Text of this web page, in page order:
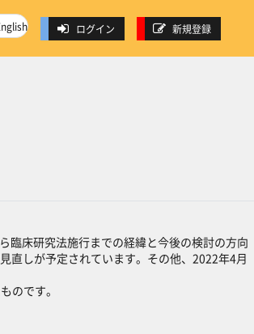
ログイン 新規登録
臨床研究法施行までの経緯と今後の検討の方向
直しが予定されています。その他、2022年4月
のです。